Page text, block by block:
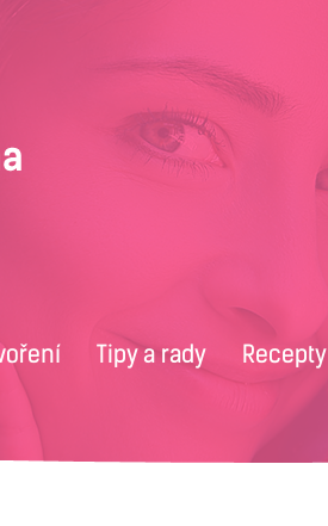
Tipy a rady Recepty